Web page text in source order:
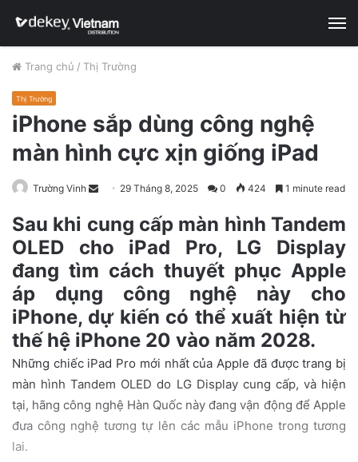
Trang chủ / Thị Trường
Thị Trường
iPhone sắp dùng công nghệ
màn hình cực xịn giống iPad
Trường Vinh
n
d
e
m
a
i
l
29 Tháng 8, 2025 0 424 1 minute read
Sau khi cung cấp màn hình Tandem
OLED cho iPad Pro, LG Display
đang tìm cách thuyết phục Apple
áp dụng công nghệ này cho
iPhone, dự kiến có thể xuất hiện từ
thế hệ iPhone 20 vào năm 2028.
Những chiếc iPad Pro mới nhất của Apple đã được trang bị
màn hình Tandem OLED do LG Display cung cấp, và hiện
tại, hãng công nghệ Hàn Quốc này đang vận động để Apple
đưa công nghệ tương tự lên các mẫu iPhone trong tương
lai.